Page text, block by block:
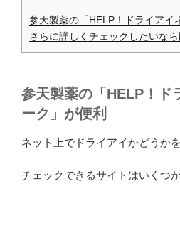
参天製薬の「HELP！ドライアイ
さらに詳しくチェックしたいな
参天製薬の「HELP！ド
ーク」が便利
ネット上でドライアイかどうかを
チェックできるサイトはいくつ